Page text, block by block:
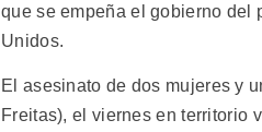
que se empeña el gobierno del
Unidos.
El asesinato de dos mujeres y
Freitas), el viernes en territorio